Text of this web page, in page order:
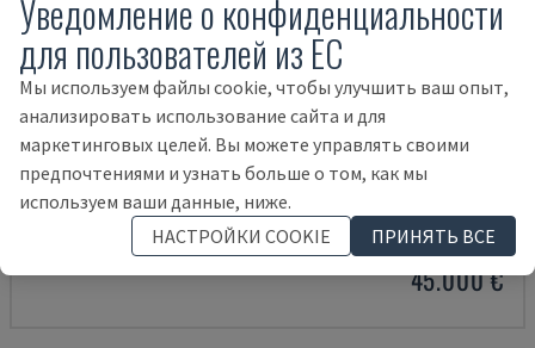
VTC 300C II
MAZAK - ВЕРТИКАЛЬНЫЙ ОБРАБАТЫВАЮЩИЙ ЦЕНТР
2012
45.000 €
Уведомление о конфиденциальности
для пользователей из ЕС
Мы используем файлы cookie, чтобы улучшить ваш опыт,
анализировать использование сайта и для
маркетинговых целей. Вы можете управлять своими
предпочтениями и узнать больше о том, как мы
используем ваши данные, ниже.
НАСТРОЙКИ COOKIE
ПРИНЯТЬ ВСЕ